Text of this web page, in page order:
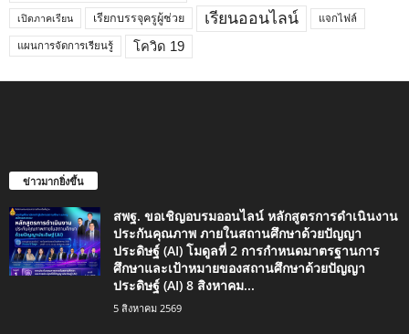
เปิดภาคเรียน เรียกบรรจุครูผู้ช่วย เรียนออนไลน์ แจกไฟล์
แผนการจัดการเรียนรู้ โควิด 19
ข่าวมากยิ่งขึ้น
สพฐ. ขอเชิญอบรมออนไลน์ หลักสูตรการดำเนินงาน
ประกันคุณภาพ ภายในสถานศึกษาด้วยปัญญา
ประดิษฐ์ (AI) โมดูลที่ 2 การกำหนดมาตรฐานการ
ศึกษาและเป้าหมายของสถานศึกษาด้วยปัญญา
ประดิษฐ์ (AI) 8 สิงหาคม...
5 สิงหาคม 2569